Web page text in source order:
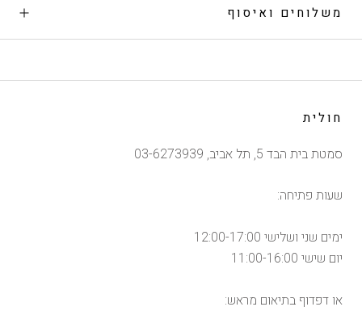
משלוחים ואיסוף
חולית
סמטת בית הבד 5, תל אביב, 03-6273939
שעות פתיחה:
ימים שני ושלישי 12:00-17:00
יום שישי 11:00-16:00
או דפדוף בתיאום מראש: